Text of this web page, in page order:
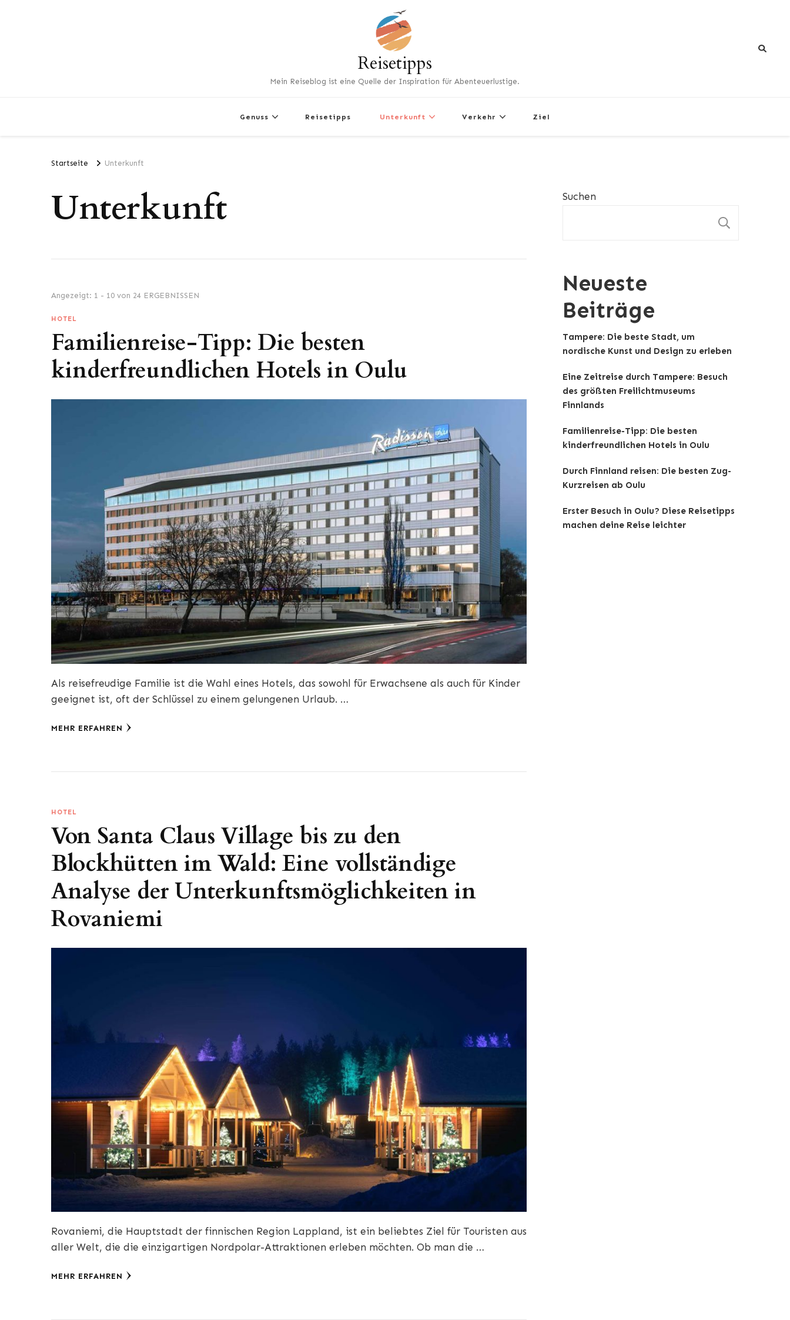
Reisetipps
Mein Reiseblog ist eine Quelle der Inspiration für Abenteuerlustige.
Genuss Reisetipps Unterkunft Verkehr Ziel
Startseite Unterkunft
Unterkunft
Angezeigt: 1 - 10 von 24 ERGEBNISSEN
HOTEL
Familienreise-Tipp: Die besten
kinderfreundlichen Hotels in Oulu
Als reisefreudige Familie ist die Wahl eines Hotels, das sowohl für Erwachsene als auch für Kinder
geeignet ist, oft der Schlüssel zu einem gelungenen Urlaub. …
MEHR ERFAHREN
HOTEL
Von Santa Claus Village bis zu den
Blockhütten im Wald: Eine vollständige
Analyse der Unterkunftsmöglichkeiten in
Rovaniemi
Rovaniemi, die Hauptstadt der finnischen Region Lappland, ist ein beliebtes Ziel für Touristen aus
aller Welt, die die einzigartigen Nordpolar-Attraktionen erleben möchten. Ob man die …
MEHR ERFAHREN
Suchen
Neueste
Beiträge
Tampere: Die beste Stadt, um
nordische Kunst und Design zu erleben
Eine Zeitreise durch Tampere: Besuch
des größten Freilichtmuseums
Finnlands
Familienreise-Tipp: Die besten
kinderfreundlichen Hotels in Oulu
Durch Finnland reisen: Die besten Zug-
Kurzreisen ab Oulu
Erster Besuch in Oulu? Diese Reisetipps
machen deine Reise leichter